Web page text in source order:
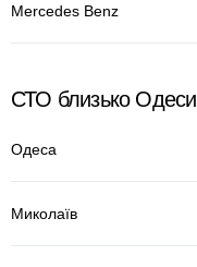
Mercedes Benz
СТО близько Одеси
Одеса
Миколаїв